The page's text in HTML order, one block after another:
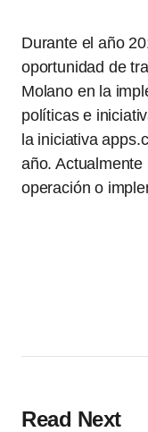
Durante el año
oportunidad de
Molano en la
políticas e
la iniciativa
año.
operación o
Read Next